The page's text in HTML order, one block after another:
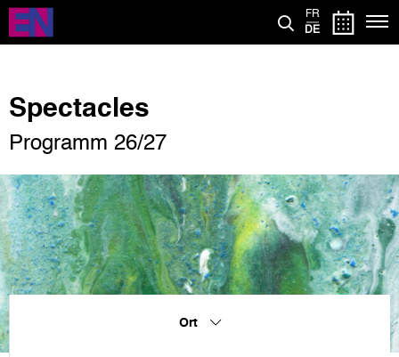
Direkt
zum
Inhalt
FR
DE
Spectacles
Programm 26/27
Ort